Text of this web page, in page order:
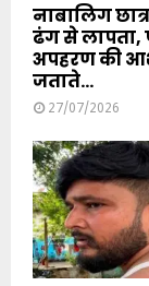
नाबालिग
ढंग से लापता,
अपहरण की
जताते...
27/07/2026